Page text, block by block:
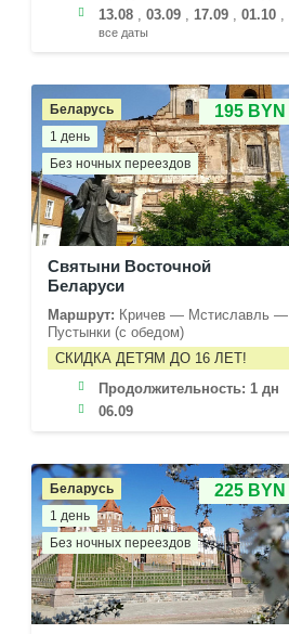
13.08 , 03.09 , 17.09 , 01.10 ,
все даты
195 BYN
Беларусь
1 день
Без ночных переездов
Святыни Восточной
Беларуси
Маршрут: Кричев — Мстиславль —
Пустынки (с обедом)
СКИДКА ДЕТЯМ ДО 16 ЛЕТ!
Продолжительность: 1 дн
06.09
225 BYN
Беларусь
1 день
Без ночных переездов